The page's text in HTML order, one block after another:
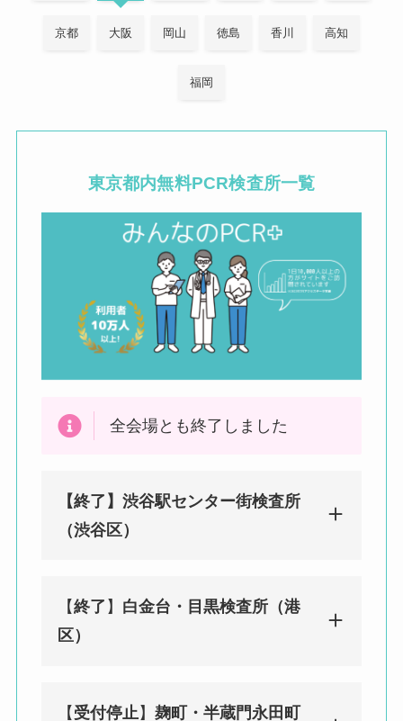
京都 大阪 岡山 徳島 香川 高知
福岡
東京都内無料PCR検査所一覧
全会場とも終了しました
【終了】渋谷駅センター街検査所
（渋谷区）
アルビル1F
【終了 】 白金台・目黒検査所（港
区）
【 受付停止 】 麹町・半蔵門永田町